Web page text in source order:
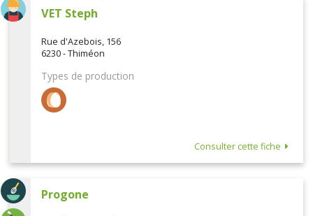
VET Steph
Rue d'Azebois, 156
6230 - Thiméon
Types de production
Consulter cette fiche
Progone